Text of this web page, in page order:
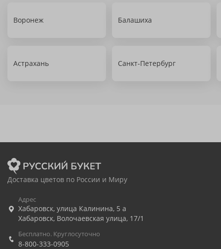
Воронеж Балашиха
Астрахань Санкт-Петербург
Доставка цветов по России и Миру
Адрес
Хабаровск, улица Калинина, 5 а
Хабаровск, Волочаевская улица, 17/1
Бесплатно. Круглосуточно
8-800-333-0905